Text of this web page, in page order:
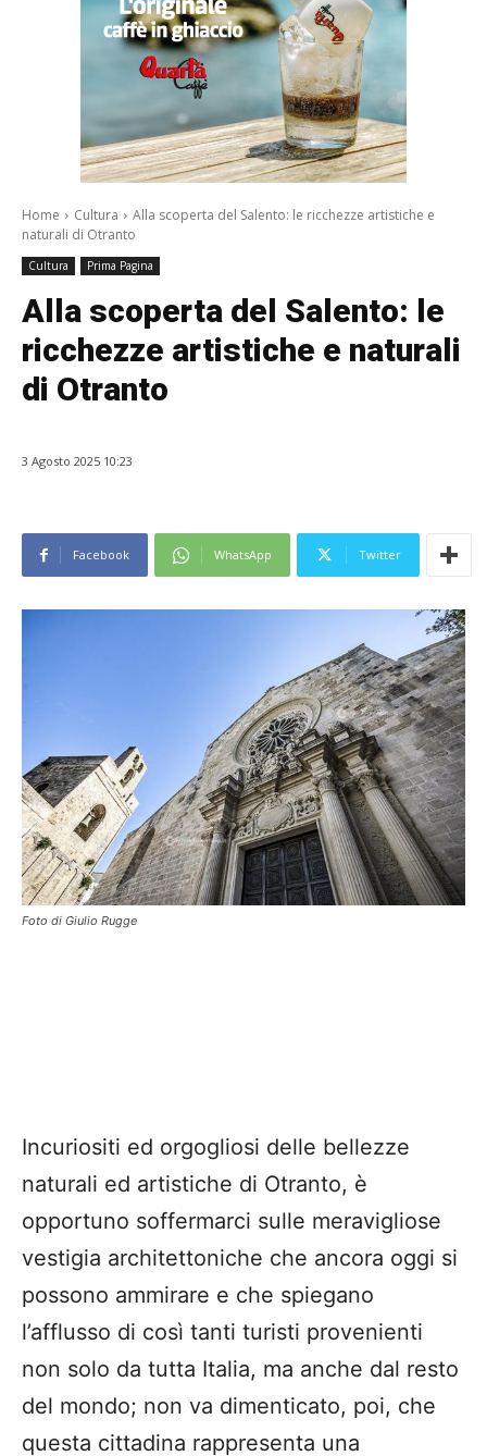
Home Cultura
Alla scoperta del Salento: le ricchezze artistiche e
naturali di Otranto
Cultura Prima Pagina
Alla scoperta del Salento: le
ricchezze artistiche e naturali
di Otranto
3 Agosto 2025 10:23
Facebook WhatsApp Twitter
Foto di Giulio Rugge
Incuriositi ed orgogliosi delle bellezze
naturali ed artistiche di Otranto, è
opportuno soffermarci sulle meravigliose
vestigia architettoniche che ancora oggi si
possono ammirare e che spiegano
l’afflusso di così tanti turisti provenienti
non solo da tutta Italia, ma anche dal resto
del mondo; non va dimenticato, poi, che
questa cittadina rappresenta una